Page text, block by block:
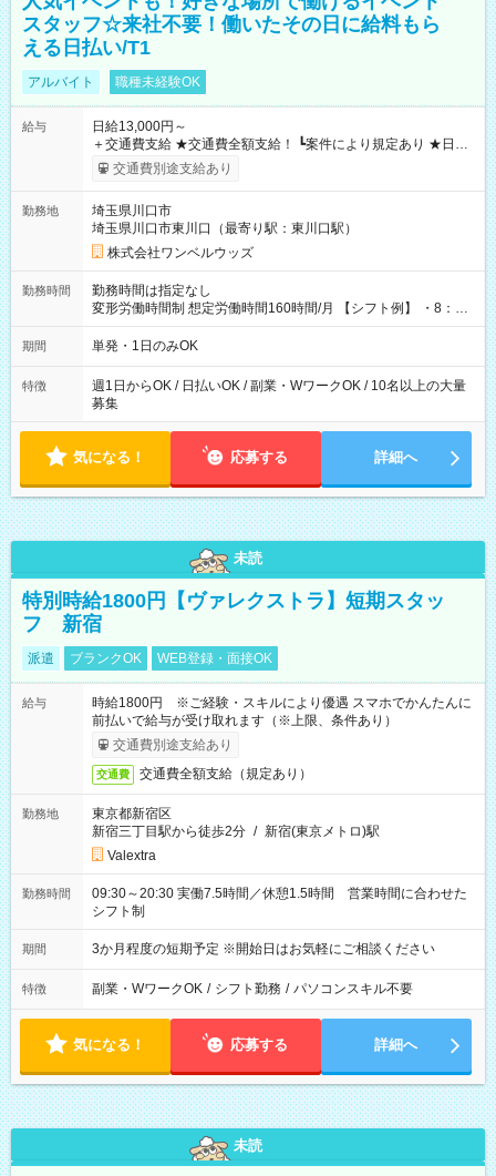
スタッフ☆来社不要！働いたその日に給料もら
える日払い/T1
アルバイト 職種未経験OK
給与
日給13,000円～
＋交通費支給 ★交通費全額支給！ ┗案件により規定あり ★日払
いOK！（規定あり） ┗働いたその日に現金GET♪ お仕事後はコ
ンビニATMから 日払い分を引き落とせます！ 【試用期間】試
交通費別途支給あり
勤務地
埼玉県川口市
埼玉県川口市東川口（最寄り駅：東川口駅）
株式会社ワンベルウッズ
勤務時間
勤務時間は指定なし
変形労働時間制 想定労働時間160時間/月 【シフト例】 ・8：00
～21：00
期間 単発・1日のみOK
特徴
週1日からOK / 日払いOK / 副業・WワークOK / 10名以上の大量
募集
気になる！ 応募する 詳細へ
未読
特別時給1800円【ヴァレクストラ】短期スタッ
フ 新宿
派遣 ブランクOK WEB登録・面接OK
給与
時給1800円 ※ご経験・スキルにより優遇 スマホでかんたんに
前払いで給与が受け取れます（※上限、条件あり）
交通費別途支給あり
交通費 交通費全額支給（規定あり）
勤務地
東京都新宿区
新宿三丁目駅から徒歩2分 / 新宿(東京メトロ)駅
Valextra
勤務時間
09:30～20:30 実働7.5時間／休憩1.5時間 営業時間に合わせた
シフト制
期間 3か月程度の短期予定 ※開始日はお気軽にご相談ください
特徴 副業・WワークOK / シフト勤務 / パソコンスキル不要
気になる！ 応募する 詳細へ
未読